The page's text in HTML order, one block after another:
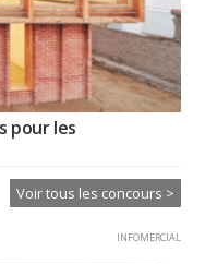
pour les
Voir tous les concours >
INFOMERCIAL